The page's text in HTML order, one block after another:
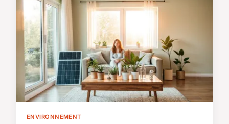
ENVIRONNEMENT